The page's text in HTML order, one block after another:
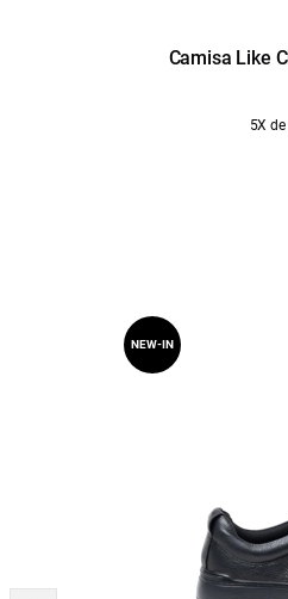
Camisa Like
5X
NEW-IN